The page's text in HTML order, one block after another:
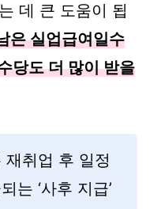
데 큰 도움이 됩
은 실업급여일수
당도 더 많이 받을
재취업 후 일정
는 ‘사후 지급’